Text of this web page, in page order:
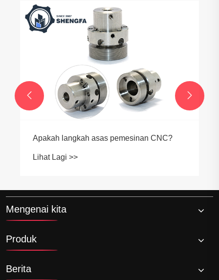
Mengapa Pemesinan CNC Titanium
Memerlukan Penyejuk Tekanan Tinggi Dan
 
Mengenai kita
Produk
Berita